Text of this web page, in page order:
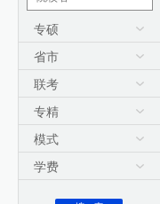
专硕
省市
联考
专精
模式
学费